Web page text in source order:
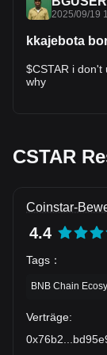
3× on Bitget
flagged via Onchain as
remarks: > “I
my attention …
users are
2025/09/19
kkajebota
$CSTAR i don't
why
CSTAR
Coinstar-
4.4
Tags ：
BNB Chain
Verträge:
0x76b2